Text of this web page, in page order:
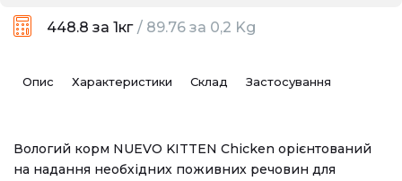
448.8 за 1кг / 89.76 за 0,2 Kg
Опис Характеристики Склад Застосування
Вологий корм NUEVO KITTEN Chicken орієнтований
на надання необхідних поживних речовин для